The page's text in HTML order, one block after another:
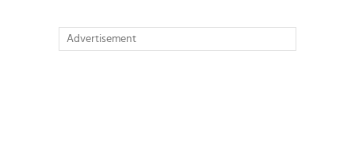
Advertisement